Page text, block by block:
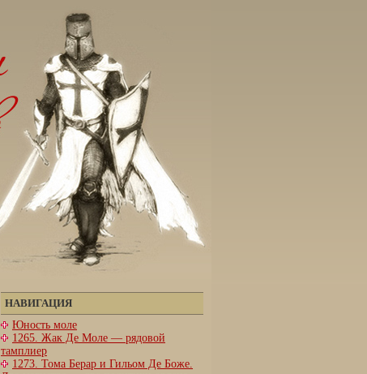
НАВИГАЦИЯ
Юность моле
1265. Жак Де Моле — рядовой
тамплиер
1273. Тома Берар и Гильом Де Боже.